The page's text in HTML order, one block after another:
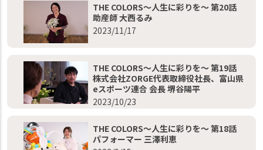
THE COLORS～人生に彩りを～ 第20話
助産師 大西るみ
2023/11/17
THE COLORS～人生に彩りを～ 第19話
株式会社ZORGE代表取締役社長、富山県
eスポーツ連合 会長 堺谷陽平
2023/10/23
THE COLORS～人生に彩りを～ 第18話
パフォーマー 三澤利恵